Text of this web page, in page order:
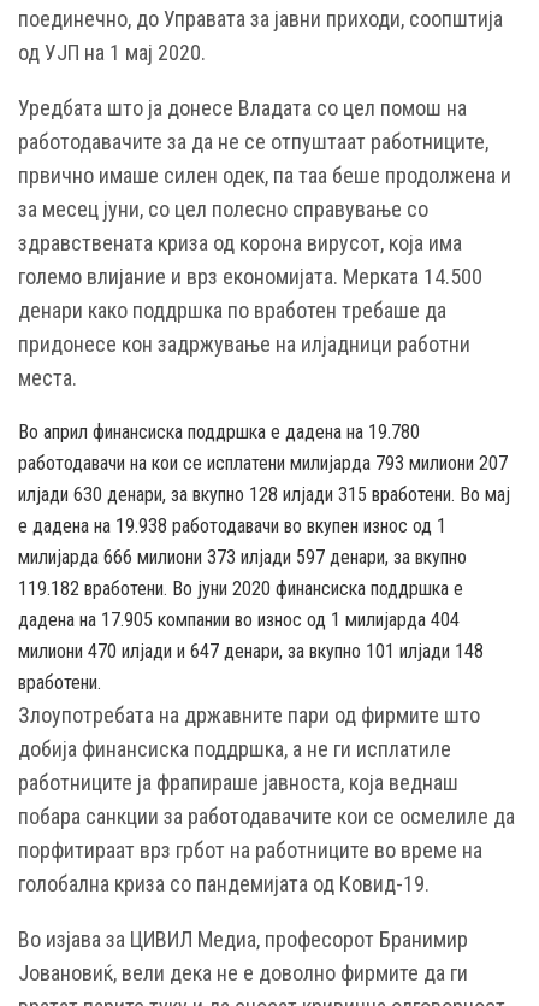
поединечно, до Управата за јавни приходи, соопштија
од УЈП на 1 мај 2020.
Уредбата што ја донесе Владата со цел помош на
работодавачите за да не се отпуштаат работниците,
првично имаше силен одек, па таа беше продолжена и
за месец јуни, со цел полесно справување со
здравствената криза од корона вирусот, која има
големо влијание и врз економијата. Мерката 14.500
денари како поддршка по вработен требаше да
придонесе кон задржување на илјадници работни
места.
Во април финансиска поддршка е дадена на 19.780
работодавачи на кои се исплатени милијарда 793 милиони 207
илјади 630 денари, за вкупно 128 илјади 315 вработени. Во мај
е дадена на 19.938 работодавачи во вкупен износ од 1
милијарда 666 милиони 373 илјади 597 денари, за вкупно
119.182 вработени. Во јуни 2020 финансиска поддршка е
дадена на 17.905 компании во износ од 1 милијарда 404
милиони 470 илјади и 647 денари, за вкупно 101 илјади 148
вработени.
Злоупотребата на државните пари од фирмите што
добија финансиска поддршка, а не ги исплатиле
работниците ја фрапираше јавноста, која веднаш
побара санкции за работодавачите кои се осмелиле да
порфитираат врз грбот на работниците во време на
голобална криза со пандемијата од Ковид-19.
Во изјава за ЦИВИЛ Медиа, професорот Бранимир
Јовановиќ, вели дека не е доволно фирмите да ги